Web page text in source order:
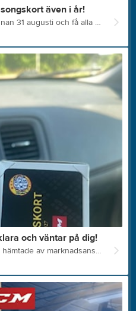
även i år!
Passa på att köpa säsongskort innan 31 augusti och få alla försäsongsmatcherna på köpet! Vi lanserar såklart ett reducerat pris för våra pensionärer som vanligt!
och väntar på dig!
Nu är säsongskorten tryckta och hämtade av marknadsansvarige Jim Elfsberg. Visst blev de snygga? Vad säger ni? Dags att inhandla ditt säsongskort.